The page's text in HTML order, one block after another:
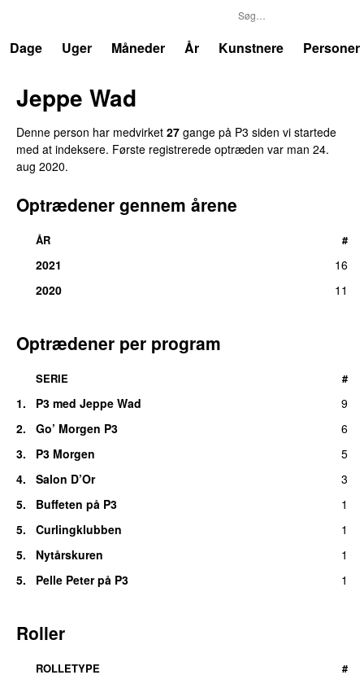
Dage
Uger Måneder År Kunstnere Personer
Jeppe Wad
Denne person har medvirket 27 gange på P3 siden vi startede
med at indeksere. Første registrerede optræden var man 24.
aug 2020.
Optrædener gennem årene
ÅR #
2021
16
2020
11
Optrædener per program
SERIE #
1. P3 med Jeppe Wad
9
2.
Go’ Morgen P3
6
3.
P3 Morgen
5
4.
Salon D’Or
3
5.
Buffeten på P3
1
5.
Curlingklubben
1
5.
Nytårskuren
1
5.
Pelle Peter på P3 1
Roller
ROLLETYPE #